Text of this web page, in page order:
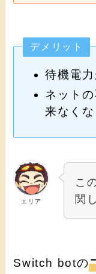
デメリット
待機電
ネット
来なく
エリア
こ
関
Switch botの